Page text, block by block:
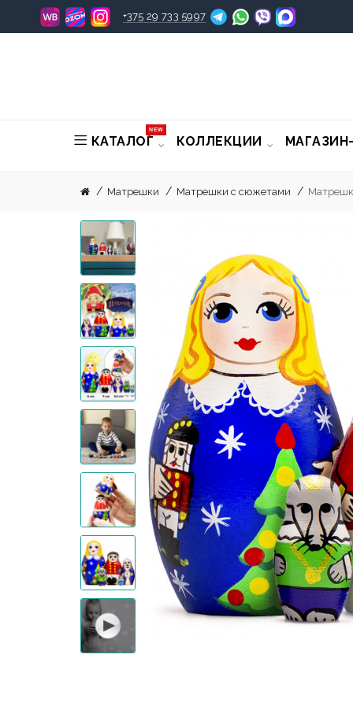
+375 29 733 5997
КАТАЛОГ
NEW
КОЛЛЕКЦИИ
Матрешки Матрешки с сюжетами